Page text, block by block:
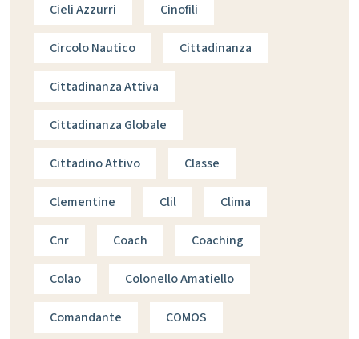
Cieli Azzurri Cinofili
Circolo Nautico Cittadinanza
Cittadinanza Attiva
Cittadinanza Globale
Cittadino Attivo Classe
Clementine Clil Clima
Cnr Coach Coaching
Colao Colonello Amatiello
Comandante COMOS